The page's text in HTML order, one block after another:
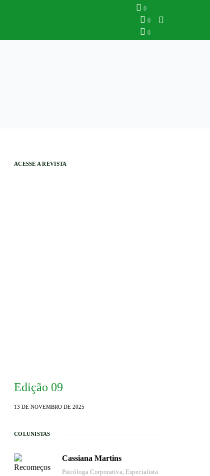
0
0
0
ACESSE A REVISTA
Edição 09
13 DE NOVEMBRO DE 2025
COLUNISTAS
Cassiana Martins
Psicóloga Corporativa, Especialista